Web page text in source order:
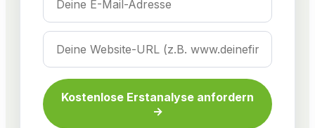
Kostenlose Erstanalyse anfordern
→